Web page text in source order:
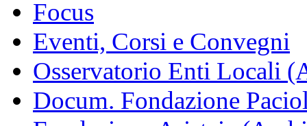
Focus
Eventi, Corsi e Convegni
Osservatorio Enti Locali
Docum. Fondazione